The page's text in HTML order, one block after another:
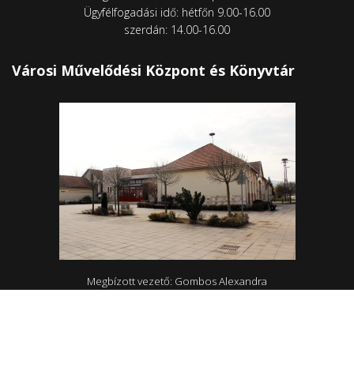
Ügyfélfogadási idő: hétfőn 9.00-16.00
szerdán: 14.00-16.00
Városi Művelődési Központ és Könyvtár
Megbízott vezető: Gombos Alexandra